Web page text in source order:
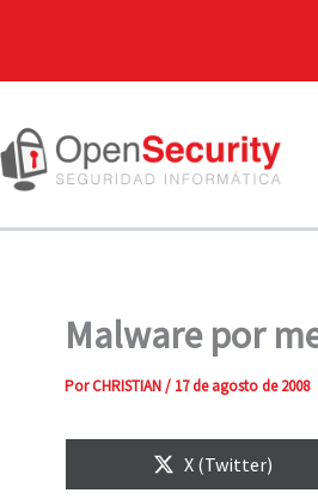
Malware por
PorCHRISTIAN/ 17 de agosto de 2008
Compartir
en
X (Twitter)